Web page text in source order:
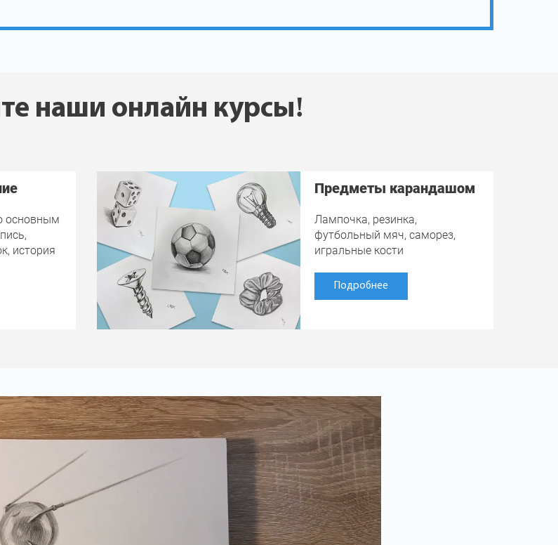
наши онлайн курсы!
основным
история
Предметы карандашом
Лампочка, резинка,
футбольный мяч, саморез,
игральные кости
Подробнее